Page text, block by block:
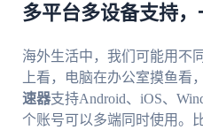
多平台多设备支持，
海外生活中，我们可能用不
上看，电脑在办公室摸鱼看
速器支持Android、iOS、
个账号可以多端同时使用。